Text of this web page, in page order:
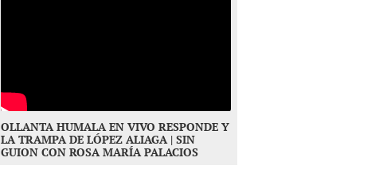
OLLANTA HUMALA EN VIVO RESPONDE Y
LA TRAMPA DE LÓPEZ ALIAGA | SIN
GUION CON ROSA MARÍA PALACIOS